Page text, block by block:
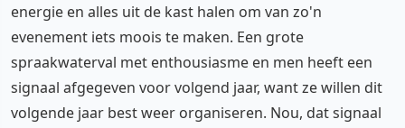
energie en alles uit de kast halen om van zo'n
evenement iets moois te maken. Een grote
spraakwaterval met enthousiasme en men heeft een
signaal afgegeven voor volgend jaar, want ze willen dit
volgende jaar best weer organiseren. Nou, dat signaal